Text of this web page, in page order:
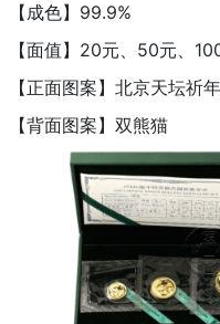
【成色】99.9%
【面值】20元、50元、
【正面图案】北京天坛祈
【背面图案】双熊猫